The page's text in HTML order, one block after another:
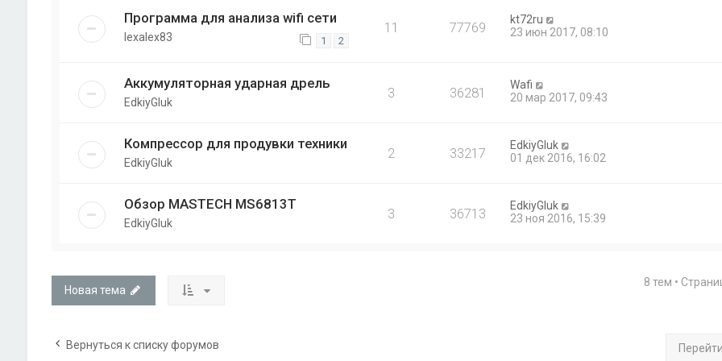
Программа для анализа wifi сети
lexalex83 1 2
11 77769
kt72ru
23 июн 2017, 08:10
Аккумуляторная ударная дрель
EdkiyGluk
3 36281
Wafi
20 мар 2017, 09:43
Компрессор для продувки техники
EdkiyGluk
2 33217
EdkiyGluk
01 дек 2016, 16:02
Обзор MASTECH MS6813T
EdkiyGluk
3 36713
EdkiyGluk
23 ноя 2016, 15:39
Новая тема
8 тем •
Вернуться к списку форумов Перейти